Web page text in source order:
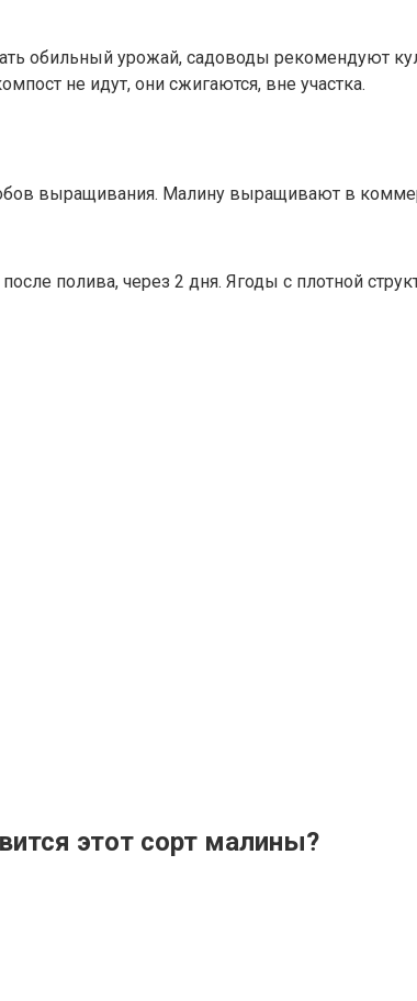
обильный урожай, садоводы рекомендуют
не идут, они сжигаются, вне участка.
выращивания. Малину выращивают в
полива, через 2 дня. Ягоды с плотной
этот сорт малины?